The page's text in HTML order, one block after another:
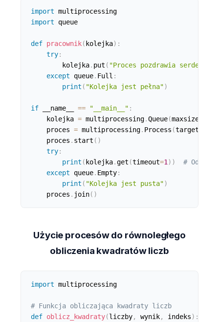
import
import queue
def pracownik( kolejka) :
try:
        kolejka
. put ( "Proces pozdrawia
except queue. Full :
print ( "Kolejka jest pełna")
if __name__ == "__main__" :
    kolejka
= multiprocessing.Queue(maxsize
    proces
= multiprocessing. Process (target
    proces
. start ( )
try:
print ( kolejka.get (timeout=1 ) )
#
except queue. Empty:
print ( "Kolejka jest pusta")
    proces
. join( )
Użycie procesów do równoległego
obliczenia kwadratów liczb
import multiprocessing
# Funkcja obliczająca kwadraty liczb
def oblicz_kwadraty(liczby, wynik, indeks) :